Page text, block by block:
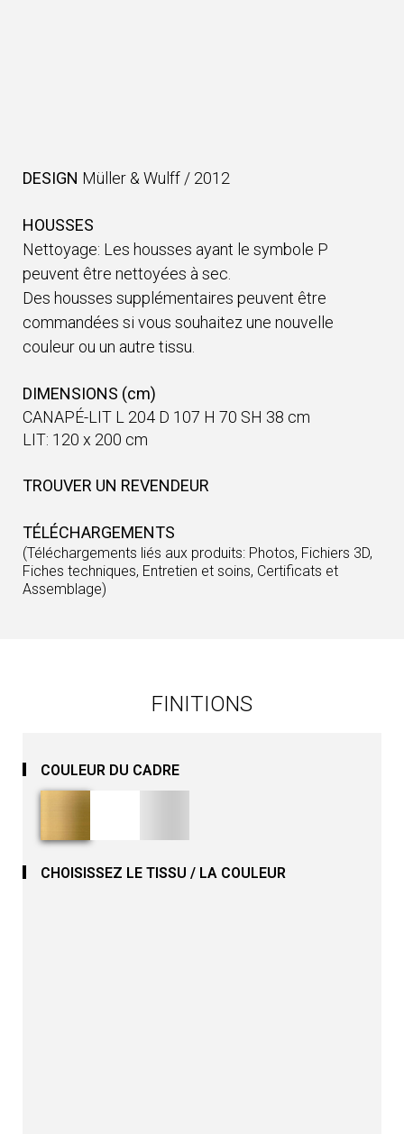
DESIGN Müller & Wulff / 2012
HOUSSES
Nettoyage: Les housses ayant le symbole P
peuvent être nettoyées à sec.
Des housses supplémentaires peuvent être
commandées si vous souhaitez une nouvelle
couleur ou un autre tissu.
DIMENSIONS (cm)
CANAPÉ-LIT L 204 D 107 H 70 SH 38 cm
LIT: 120 x 200 cm
TROUVER UN REVENDEUR
TÉLÉCHARGEMENTS
(Téléchargements liés aux produits: Photos, Fichiers 3D,
Fiches techniques, Entretien et soins, Certificats et
Assemblage)
FINITIONS
COULEUR DU CADRE
CHOISISSEZ LE TISSU / LA COULEUR